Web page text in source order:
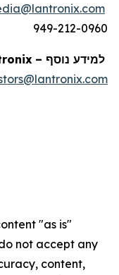
949-212-0960
למידע נוסף –
"as is"
not accept any
content,